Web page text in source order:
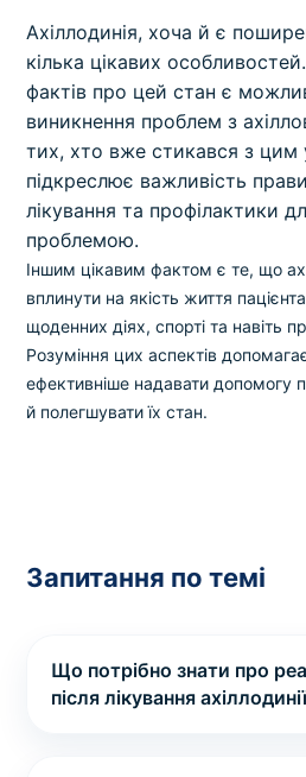
Ахіллодинія, хоча й є
кілька цікавих
фактів про цей стан є
виникнення проблем з
тих, хто вже стикався з
підкреслює важливість
лікування та профілактики
проблемою.
Іншим цікавим фактом є те, що
вплинути на якість життя
щоденних діях, спорті та навіть
Розуміння цих аспектів
ефективніше надавати допомогу
й полегшувати їх стан.
Запитання по темі
Що потрібно знати про
після лікування